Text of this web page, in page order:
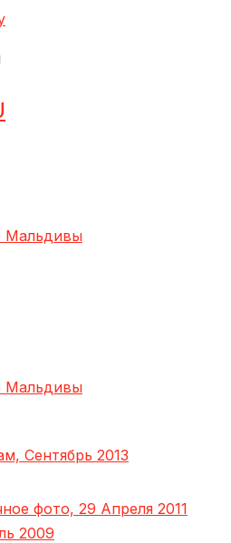
Мальдивы
Мальдивы
Сентябрь 2013
фото, 29 Апреля 2011
2009